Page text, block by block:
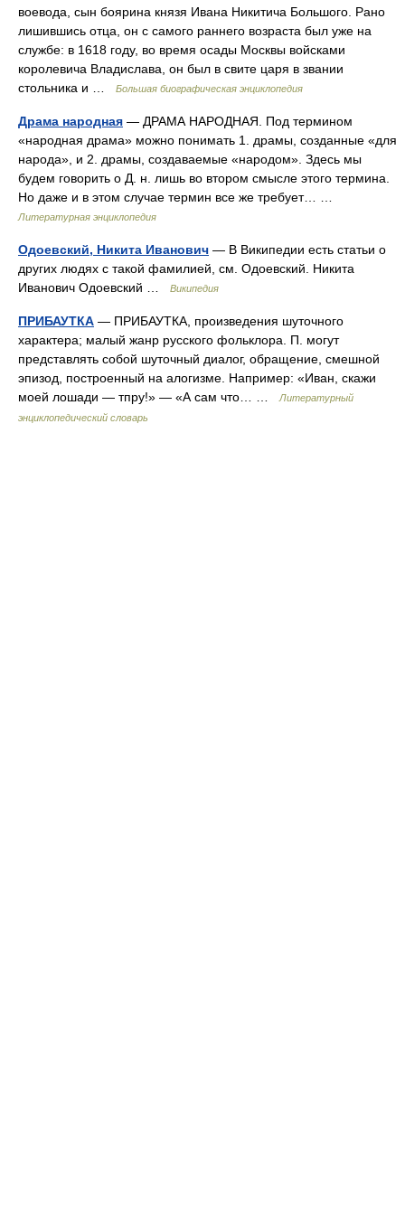
воевода, сын боярина князя Ивана Никитича Большого. Рано
лишившись отца, он с самого раннего возраста был уже на
службе: в 1618 году, во время осады Москвы войсками
королевича Владислава, он был в свите царя в звании
стольника и …
Большая биографическая энциклопедия
Драма народная — ДРАМА НАРОДНАЯ. Под термином
«народная драма» можно понимать 1. драмы, созданные «для
народа», и 2. драмы, создаваемые «народом». Здесь мы
будем говорить о Д. н. лишь во втором смысле этого термина.
Но даже и в этом случае термин все же требует… …
Литературная энциклопедия
Одоевский, Никита Иванович — В Википедии есть статьи о
других людях с такой фамилией, см. Одоевский. Никита
Иванович Одоевский …
Википедия
ПРИБАУТКА — ПРИБАУТКА, произведения шуточного
характера; малый жанр русского фольклора. П. могут
представлять собой шуточный диалог, обращение, смешной
эпизод, построенный на алогизме. Например: «Иван, скажи
моей лошади — тпру!» — «А сам что… …
Литературный
энциклопедический словарь